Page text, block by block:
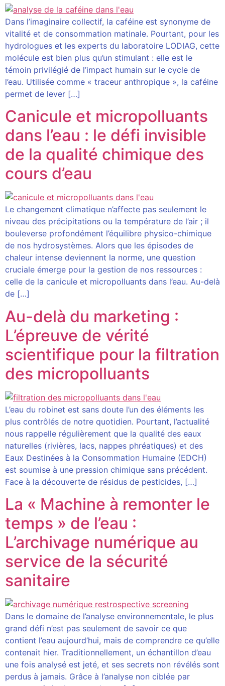
Dans l’imaginaire collectif, la caféine est synonyme de
vitalité et de consommation matinale. Pourtant, pour les
hydrologues et les experts du laboratoire LODIAG, cette
molécule est bien plus qu’un stimulant : elle est le
témoin privilégié de l’impact humain sur le cycle de
l’eau. Utilisée comme « traceur anthropique », la caféine
permet de lever […]
Canicule et micropolluants
dans l’eau : le défi invisible
de la qualité chimique des
cours d’eau
Le changement climatique n’affecte pas seulement le
niveau des précipitations ou la température de l’air ; il
bouleverse profondément l’équilibre physico-chimique
de nos hydrosystèmes. Alors que les épisodes de
chaleur intense deviennent la norme, une question
cruciale émerge pour la gestion de nos ressources :
celle de la canicule et micropolluants dans l’eau. Au-delà
de […]
Au-delà du marketing :
L’épreuve de vérité
scientifique pour la filtration
des micropolluants
L’eau du robinet est sans doute l’un des éléments les
plus contrôlés de notre quotidien. Pourtant, l’actualité
nous rappelle régulièrement que la qualité des eaux
naturelles (rivières, lacs, nappes phréatiques) et des
Eaux Destinées à la Consommation Humaine (EDCH)
est soumise à une pression chimique sans précédent.
Face à la découverte de résidus de pesticides, […]
La « Machine à remonter le
temps » de l’eau :
L’archivage numérique au
service de la sécurité
sanitaire
Dans le domaine de l’analyse environnementale, le plus
grand défi n’est pas seulement de savoir ce que
contient l’eau aujourd’hui, mais de comprendre ce qu’elle
contenait hier. Traditionnellement, un échantillon d’eau
une fois analysé est jeté, et ses secrets non révélés sont
perdus à jamais. Grâce à l’analyse non ciblée par